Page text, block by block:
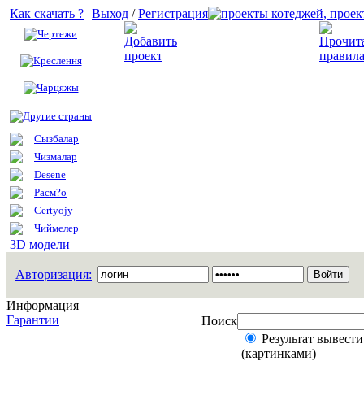
Как скачать ?
Чертежи
Креслення
Чарцяжы
Другие страны
Сызбалар
Чизмалар
Desene
Расм?о
Certyojy
Чиймелер
3D модели
Выход /Регистрация
Авторизация:
Информация
Гарантии
Поиск
Результат
(картинками)